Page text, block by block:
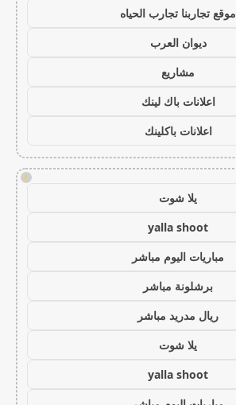
موقع تجاربنا تجارب الحياه
ديوان العرب
مشاريع
اعلانات باك لينك
اعلانات باكلينك
!
يلا شوت
yalla shoot
مباريات اليوم مباشر
برشلونة مباشر
ريال مدريد مباشر
يلا شوت
yalla shoot